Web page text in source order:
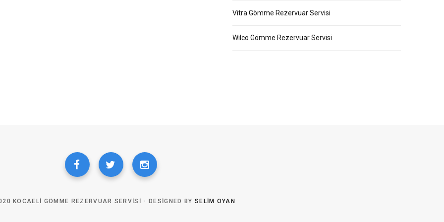
Vitra Gömme Rezervuar Servisi
Wilco Gömme Rezervuar Servisi
KOCAELI GÖMME REZERVUAR SERVISI - DESIGNED BY SELIM OYAN